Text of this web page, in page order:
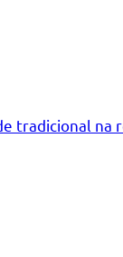
tradicional